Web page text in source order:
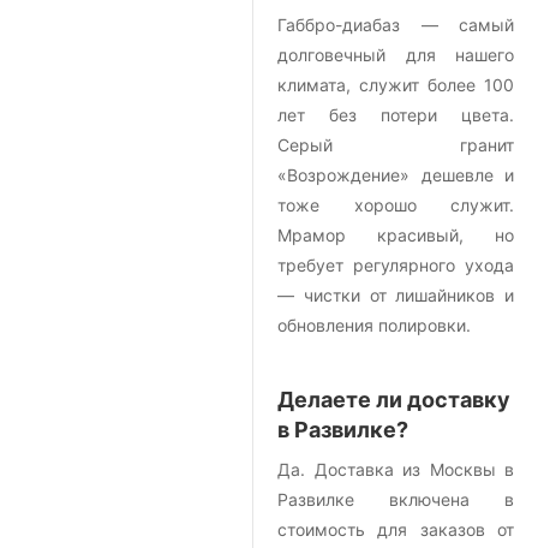
Габбро-диабаз — самый
долговечный для нашего
климата, служит более 100
лет без потери цвета.
Серый гранит
«Возрождение» дешевле и
тоже хорошо служит.
Мрамор красивый, но
требует регулярного ухода
— чистки от лишайников и
обновления полировки.
Делаете ли доставку
в Развилке?
Да. Доставка из Москвы в
Развилке включена в
стоимость для заказов от